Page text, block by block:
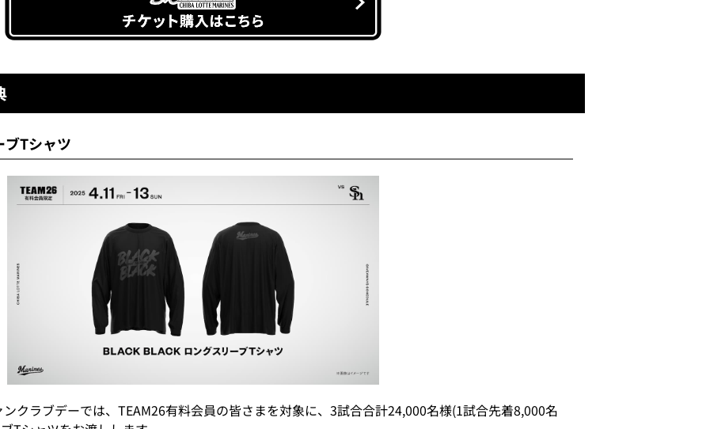
ブTシャツ
クラブデーでは、TEAM26有料会員の皆さまを対象に、3試合合計24,000名様(1試合先着8,000名